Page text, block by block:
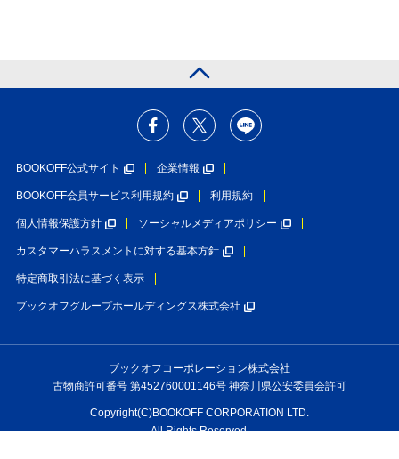
BOOKOFF公式サイト 企業情報
BOOKOFF会員サービス利用規約 利用規約
個人情報保護方針 ソーシャルメディアポリシー
カスタマーハラスメントに対する基本方針
特定商取引法に基づく表示
ブックオフグループホールディングス株式会社
ブックオフコーポレーション株式会社
古物商許可番号 第452760001146号 神奈川県公安委員会許可
Copyright(C)BOOKOFF CORPORATION LTD.
All Rights Reserved.